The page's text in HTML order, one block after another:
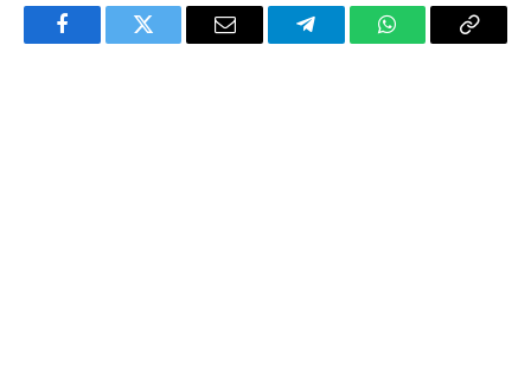
FacebookTwitter Email TelegramWhatsAppCopy